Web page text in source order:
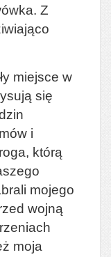
Z
miejsce w
się
i
którą
mojego
wojną
moja